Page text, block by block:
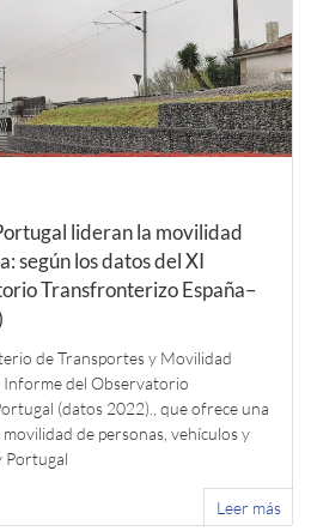
lideran la movilidad
según los datos del XI
Transfronterizo España–
de Transportes y Movilidad
Informe del Observatorio
(datos 2022)., que ofrece una
de personas, vehículos y
Portugal
Leer más